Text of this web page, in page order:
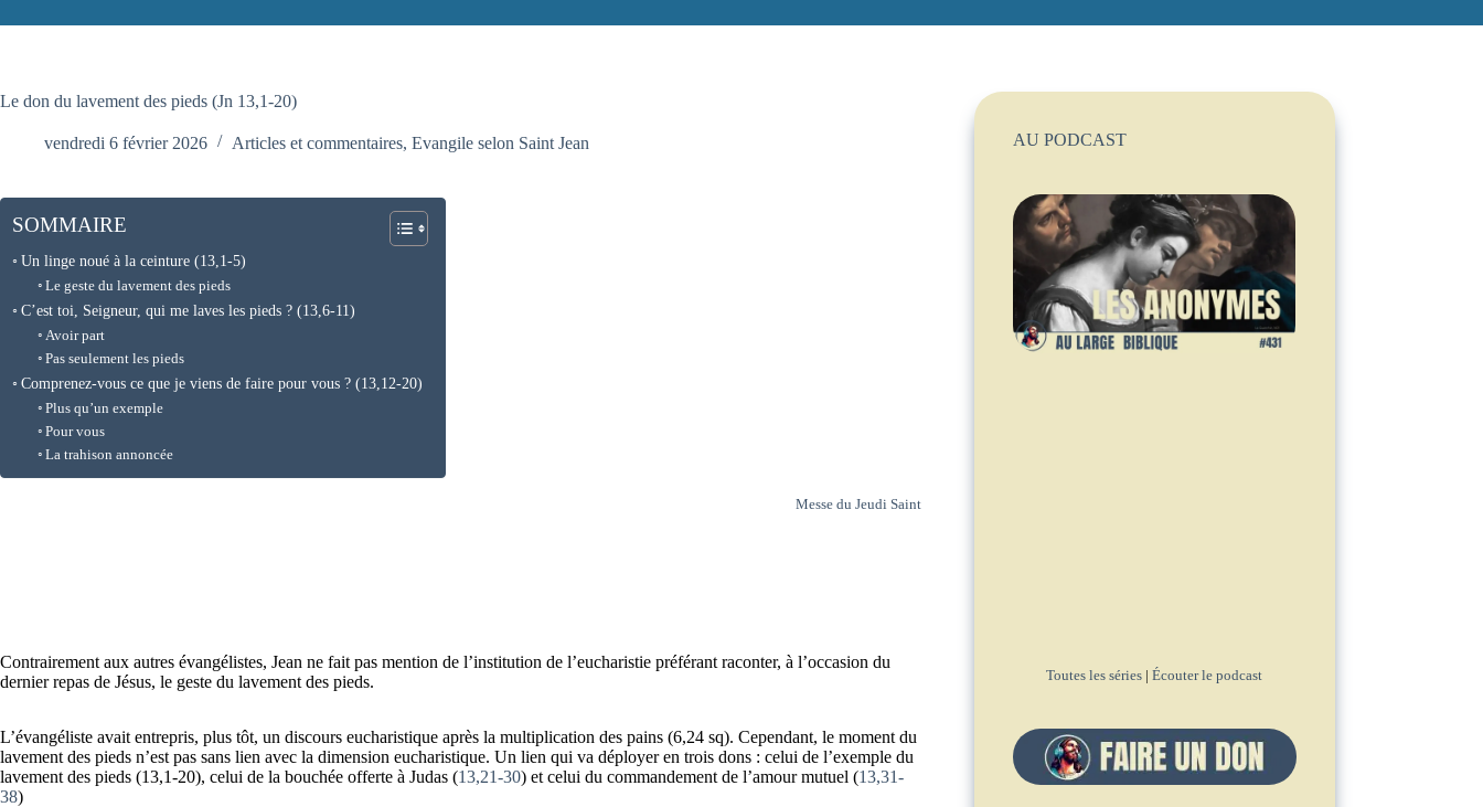
Le don du lavement des pieds (Jn 13,1-20)
vendredi 6 février 2026 Articles et commentaires, Evangile selon Saint Jean
SOMMAIRE
Un linge noué à la ceinture (13,1-5)
Le geste du lavement des pieds
C’est toi, Seigneur, qui me laves les pieds ? (13,6-11)
Avoir part
Pas seulement les pieds
Comprenez-vous ce que je viens de faire pour vous ? (13,12-20)
Plus qu’un exemple
Pour vous
La trahison annoncée
Messe du Jeudi Saint
Contrairement aux autres évangélistes, Jean ne fait pas mention de l’institution de l’eucharistie préférant raconter, à l’occasion du
dernier repas de Jésus, le geste du lavement des pieds.
L’évangéliste avait entrepris, plus tôt, un discours eucharistique après la multiplication des pains (6,24 sq). Cependant, le moment du
lavement des pieds n’est pas sans lien avec la dimension eucharistique. Un lien qui va déployer en trois dons : celui de l’exemple du
lavement des pieds (13,1-20), celui de la bouchée offerte à Judas (13,21-30) et celui du commandement de l’amour mutuel (13,31-
38)
AU PODCAST
Toutes les séries |Écouter le podcast